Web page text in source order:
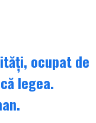
ocupat de
legea.